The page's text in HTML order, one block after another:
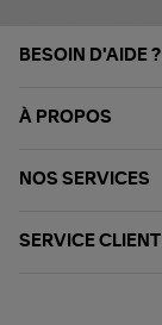
BESOIN D'AIDE ?
À PROPOS
NOS SERVICES
SERVICE CLIENT